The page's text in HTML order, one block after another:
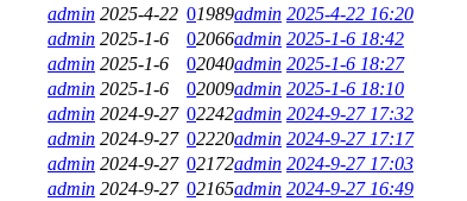
admin 2025-4-22 01989admin 2025-4-22 16:20
admin 2025-1-6 02066admin 2025-1-6 18:42
admin 2025-1-6 02040admin 2025-1-6 18:27
admin 2025-1-6 02009admin 2025-1-6 18:10
admin 2024-9-27 02242admin 2024-9-27 17:32
admin 2024-9-27 02220admin 2024-9-27 17:17
admin 2024-9-27 02172admin 2024-9-27 17:03
admin 2024-9-27 02165admin 2024-9-27 16:49